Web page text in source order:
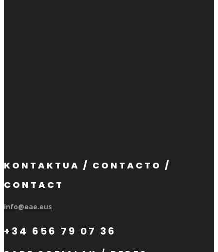
KONTAKTUA / CONTACTO /
CONTACT
info@eae.eus
+34 656 79 07 36